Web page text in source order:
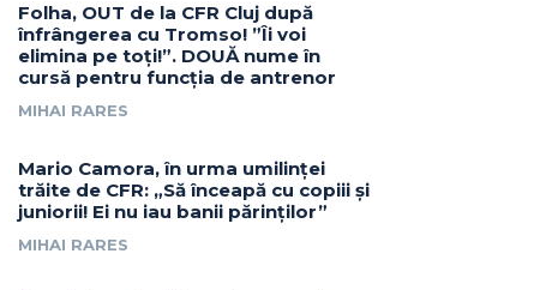
Folha, OUT de la CFR Cluj după
înfrângerea cu Tromso! ”Îi voi
elimina pe toți!”. DOUĂ nume în
cursă pentru funcția de antrenor
MIHAI RARES
Mario Camora, în urma umilinței
trăite de CFR: „Să înceapă cu copiii și
juniorii! Ei nu iau banii părinților”
MIHAI RARES